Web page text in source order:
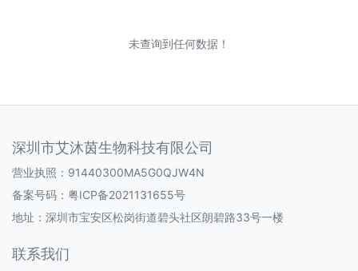
未查询到任何数据！
深圳市艾沐茵生物科技有限公司
营业执照：91440300MA5G0QJW4N
备案号码： 粤ICP备2021131655号
地址：深圳市宝安区松岗街道碧头社区朗碧路33号一楼
联系我们